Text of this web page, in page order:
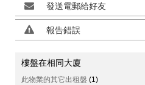
發送電郵給好友
報告錯誤
樓盤在相同大廈
此物業的其它出租盤 (1)